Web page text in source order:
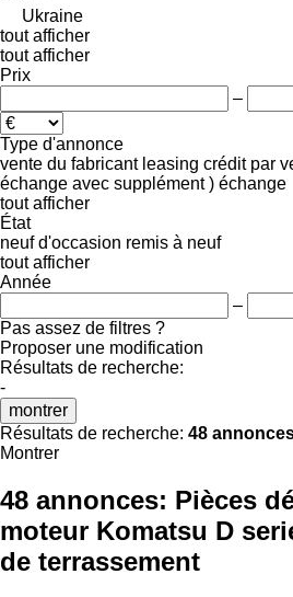
Ukraine
tout afficher
tout afficher
Prix
–
Type d'annonce
vente du fabricant leasing crédit par
échange avec supplément ) échange
tout afficher
État
neuf d'occasion remis à neuf
tout afficher
Année
–
Pas assez de filtres ?
Proposer une modification
Résultats de recherche:
-
montrer
Résultats de recherche: 48
Montrer
48 annonces: Pièces
moteur Komatsu D
de terrassement